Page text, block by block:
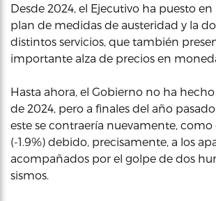
Desde 2024, el Ejecutivo ha puesto
plan de medidas de austeridad y la
distintos servicios, que también
importante alza de precios en
Hasta ahora, el Gobierno no ha
de 2024, pero a finales del año
este se contraería nuevamente,
(-1.9%) debido, precisamente, a los
acompañados por el golpe de dos
sismos.